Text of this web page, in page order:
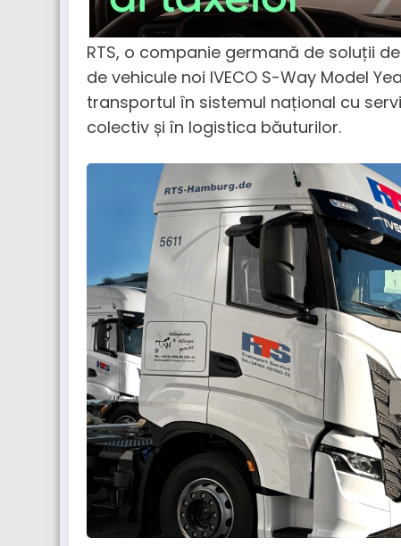
RTS, o companie germană de soluții
de vehicule noi IVECO S-Way Model
transportul în sistemul național cu
colectiv și în logistica băuturilor.